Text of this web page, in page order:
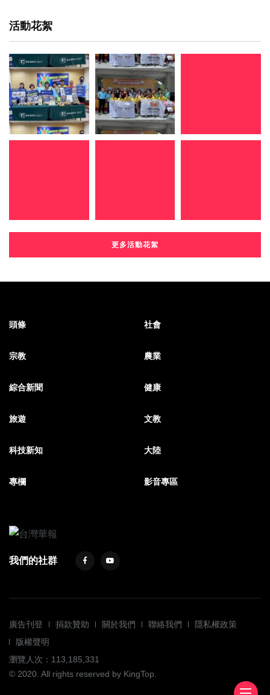
活動花絮
更多活動花絮
頭條 社會
宗教 農業
綜合新聞 健康
旅遊 文教
科技新知 大陸
專欄 影音專區
我們的社群
廣告刊登 捐款贊助 關於我們 聯絡我們
隱私權政策
版權聲明
瀏覽人次：113,185,331
© 2020. All rights reserved by KingTop.